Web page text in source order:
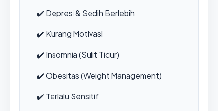
✔️ Depresi & Sedih Berlebih
✔️ Kurang Motivasi
✔️ Insomnia (Sulit Tidur)
✔️Obesitas (Weight Management)
✔️ Terlalu Sensitif